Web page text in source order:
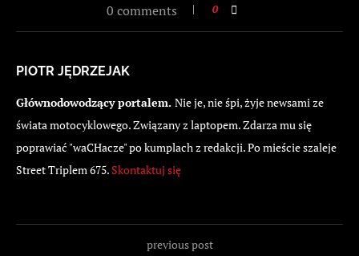
0 comments 0
PIOTR JĘDRZEJAK
Głównodowodzący portalem. Nie je, nie śpi, żyje newsami ze
świata motocyklowego. Związany z laptopem. Zdarza mu się
poprawiać "waCHacze" po kumplach z redakcji. Po mieście szaleje
Street Triplem 675. Skontaktuj się
previous post